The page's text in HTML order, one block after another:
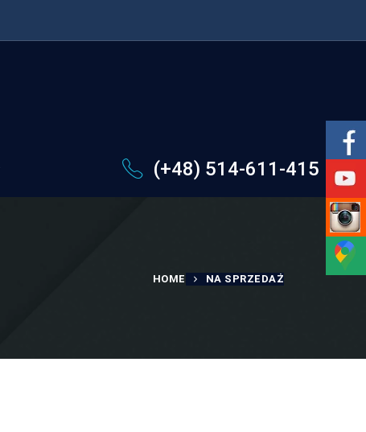
(+48) 514-611-415
HOME NA SPRZEDAŻ